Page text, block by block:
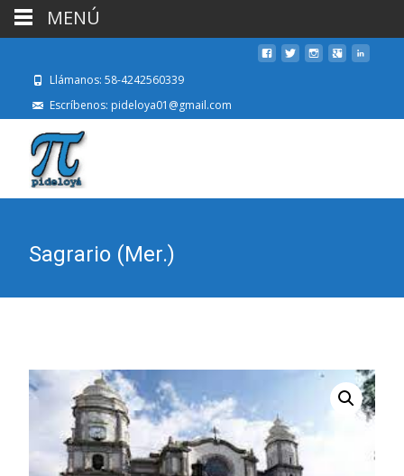
Llámanos: 58-4242560339
Escríbenos: pideloya01@gmail.com
Sagrario (Mer.)
MENÚ